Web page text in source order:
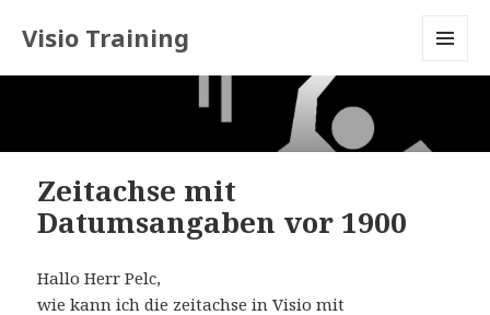
Visio Training
Zeitachse mit
Datumsangaben vor 1900
Hallo Herr Pelc,
wie kann ich die zeitachse in Visio mit